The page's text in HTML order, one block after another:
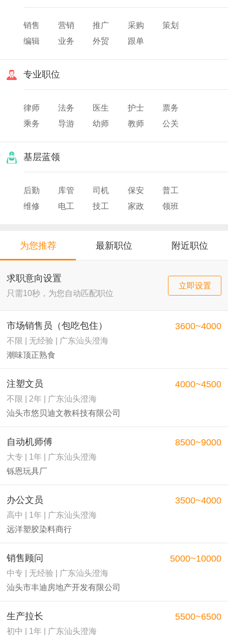
销售 营销 推广 采购
策划
编辑
业务 外贸 跟单
专业职位
律师 法务 医生 护士
票务
乘务
导游 幼师 教师
公关
基层蓝领
后勤 库管 司机 保安
普工
维修
电工 技工 家政
领班
为您推荐 最新职位 附近职位
求职意向设置
只需10秒，为您自动匹配职位
立即设置
市场销售员（包吃包住）
不限 | 无经验 | 广东汕头澄海
潮味顶正熟食
3600~4000
注塑文员
不限 | 2年 | 广东汕头澄海
汕头市悠贝迪文教科技有限公司
4000~4500
自动机师傅
大专 | 1年 | 广东汕头澄海
铄恩玩具厂
8500~9000
办公文员
高中 | 1年 | 广东汕头澄海
远洋塑胶染料商行
3500~4000
销售顾问
中专 | 无经验 | 广东汕头澄海
汕头市丰迪房地产开发有限公司
5000~10000
生产拉长
初中 | 1年 | 广东汕头澄海
5500~6500